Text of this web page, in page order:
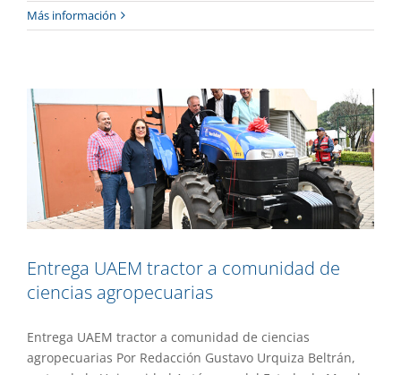
Más información
Entrega UAEM tractor a comunidad de
Entrega UAEM tractor a comunidad de
ciencias agropecuarias
Entrega UAEM tractor a comunidad de ciencias
agropecuarias Por Redacción Gustavo Urquiza Beltrán,